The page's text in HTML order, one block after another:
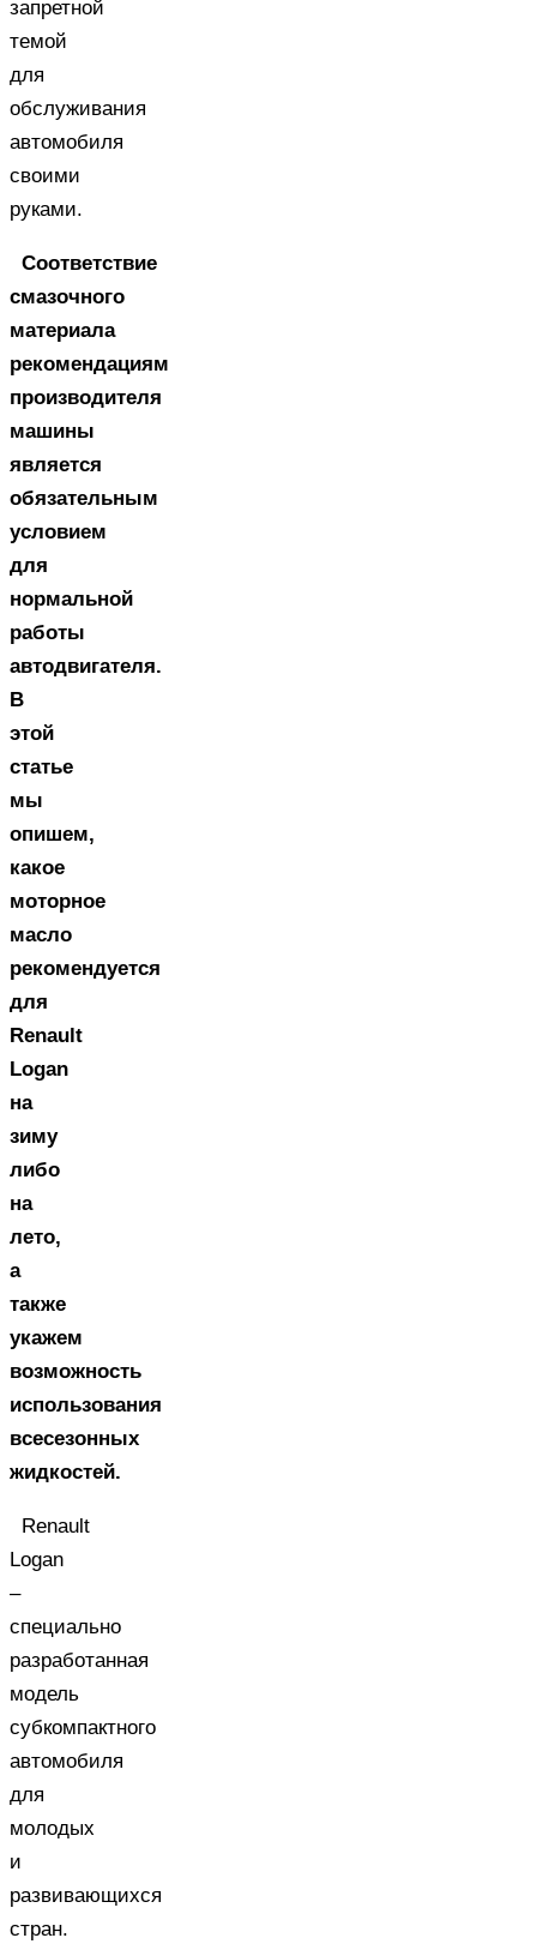
запретной
темой
для
обслуживания
автомобиля
своими
руками.
Соответствие
смазочного
материала
рекомендациям
производителя
машины
является
обязательным
условием
для
нормальной
работы
автодвигателя.
В
этой
статье
мы
опишем,
какое
моторное
масло
рекомендуется
для
Renault
Logan
на
зиму
либо
на
лето,
а
также
укажем
возможность
использования
всесезонных
жидкостей.
Renault
Logan
–
специально
разработанная
модель
субкомпактного
автомобиля
для
молодых
и
развивающихся
стран.